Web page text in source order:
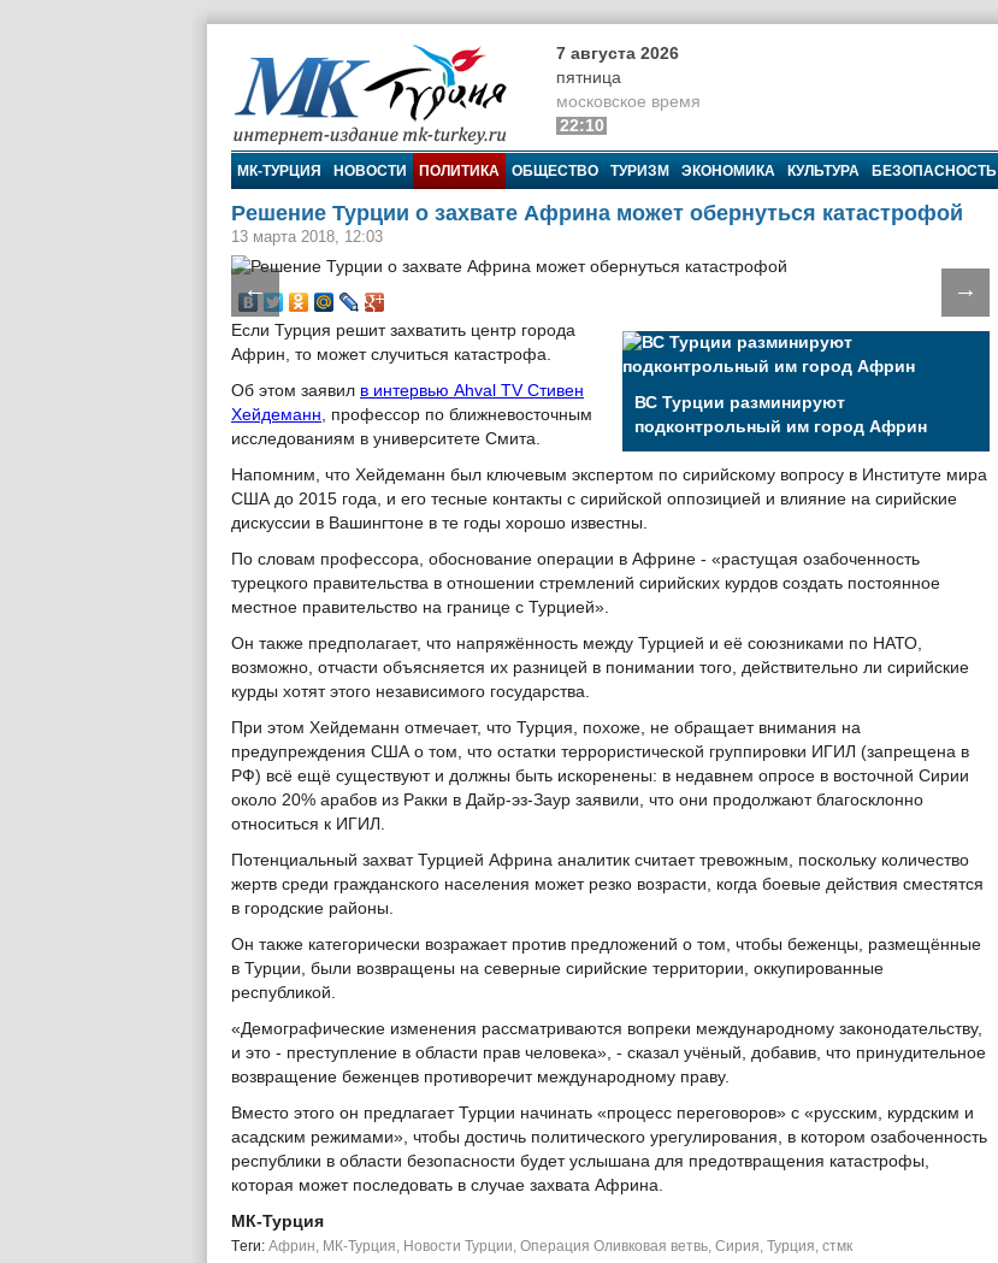
МК-Турция
7 августа 2026
пятница
московское время
22:10
МК-ТУРЦИЯ НОВОСТИ ПОЛИТИКА ОБЩЕСТВО ТУРИЗМ ЭКОНОМИКА КУЛЬТУРА БЕЗОПАСНОСТЬ
Решение Турции о захвате Африна может обернуться катастрофой
13 марта 2018, 12:03
← →
ВС Турции разминируют
подконтрольный им город Африн
Если Турция решит захватить центр города
Африн, то может случиться катастрофа.
Об этом заявил в интервью Ahval TV Стивен
Хейдеманн, профессор по ближневосточным
исследованиям в университете Смита.
Напомним, что Хейдеманн был ключевым экспертом по сирийскому вопросу в Институте мира
США до 2015 года, и его тесные контакты с сирийской оппозицией и влияние на сирийские
дискуссии в Вашингтоне в те годы хорошо известны.
По словам профессора, обоснование операции в Африне - «растущая озабоченность
турецкого правительства в отношении стремлений сирийских курдов создать постоянное
местное правительство на границе с Турцией».
Он также предполагает, что напряжённость между Турцией и её союзниками по НАТО,
возможно, отчасти объясняется их разницей в понимании того, действительно ли сирийские
курды хотят этого независимого государства.
При этом Хейдеманн отмечает, что Турция, похоже, не обращает внимания на
предупреждения США о том, что остатки террористической группировки ИГИЛ (запрещена в
РФ) всё ещё существуют и должны быть искоренены: в недавнем опросе в восточной Сирии
около 20% арабов из Ракки в Дайр-эз-Заур заявили, что они продолжают благосклонно
относиться к ИГИЛ.
Потенциальный захват Турцией Африна аналитик считает тревожным, поскольку количество
жертв среди гражданского населения может резко возрасти, когда боевые действия сместятся
в городские районы.
Он также категорически возражает против предложений о том, чтобы беженцы, размещённые
в Турции, были возвращены на северные сирийские территории, оккупированные
республикой.
«Демографические изменения рассматриваются вопреки международному законодательству,
и это - преступление в области прав человека», - сказал учёный, добавив, что принудительное
возвращение беженцев противоречит международному праву.
Вместо этого он предлагает Турции начинать «процесс переговоров» с «русским, курдским и
асадским режимами», чтобы достичь политического урегулирования, в котором озабоченность
республики в области безопасности будет услышана для предотвращения катастрофы,
которая может последовать в случае захвата Африна.
МК-Турция
Tеги: Африн, МК-Турция, Новости Турции, Операция Оливковая ветвь, Сирия, Турция, стмк